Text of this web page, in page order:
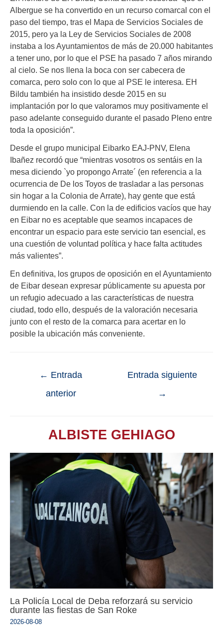
Albergue se ha convertido en un recurso comarcal con el
paso del tiempo, tras el Mapa de Servicios Sociales de
2015, pero ya la Ley de Servicios Sociales de 2008
instaba a los Ayuntamientos de más de 20.000 habitantes
a tener uno, por lo que el PSE ha pasado 7 años mirando
al cielo. Se nos llena la boca con ser cabecera de
comarca, pero solo con lo que al PSE le interesa. EH
Bildu también ha insistido desde 2015 en su
implantación por lo que valoramos muy positivamente el
paso adelante conseguido durante el pasado Pleno entre
toda la oposición”.
Desde el grupo municipal Eibarko EAJ-PNV, Elena
Ibañez recordó que “mientras vosotros os sentáis en la
mesa diciendo `yo propongo Arrate´ (en referencia a la
ocurrencia de De los Toyos de trasladar a las personas
sin hogar a la Colonia de Arrate), hay gente que está
durmiendo en la calle. Con la de edificios vacíos que hay
en Eibar no es aceptable que seamos incapaces de
encontrar un espacio para este servicio tan esencial, es
una cuestión de voluntad política y hace falta actitudes
más valientes”.
En definitiva, los grupos de oposición en el Ayuntamiento
de Eibar desean expresar públicamente su apuesta por
un refugio adecuado a las características de nuestra
ciudad, todo ello, después de la valoración necesaria
junto con el resto de la comarca para acertar en lo
posible la ubicación más conveniente.
← Entrada
anterior
Entrada siguiente
→
ALBISTE GEHIAGO
La Policía Local de Deba reforzará su servicio
durante las fiestas de San Roke
2026-08-08